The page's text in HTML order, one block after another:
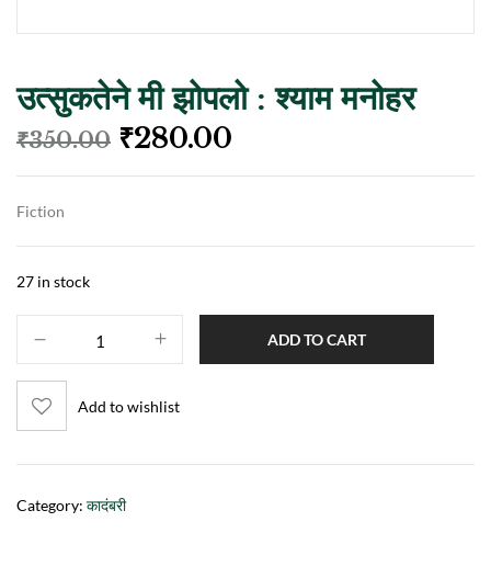
उत्सुकतेने मी झोपलो : श्याम मनोहर
₹350.00 ₹280.00
Fiction
27 in stock
ADD TO CART
Add to wishlist
Category: कादंबरी